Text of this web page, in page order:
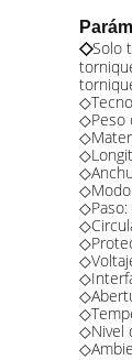
◇Solo
◇Peso
◇Modo
◇Paso:
◇Nivel